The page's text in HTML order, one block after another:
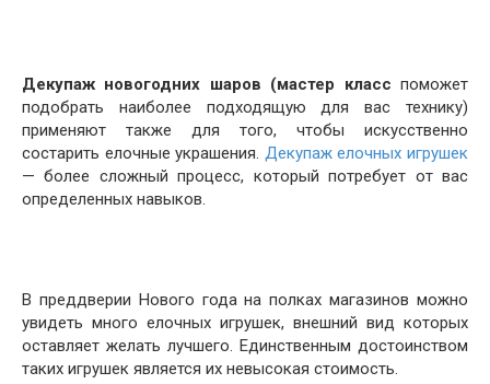
Декупаж новогодних шаров (мастер класс поможет
подобрать наиболее подходящую для вас технику)
применяют также для того, чтобы искусственно
состарить елочные украшения. Декупаж елочных игрушек
— более сложный процесс, который потребует от вас
определенных навыков.
В преддверии Нового года на полках магазинов можно
увидеть много елочных игрушек, внешний вид которых
оставляет желать лучшего. Единственным достоинством
таких игрушек является их невысокая стоимость.